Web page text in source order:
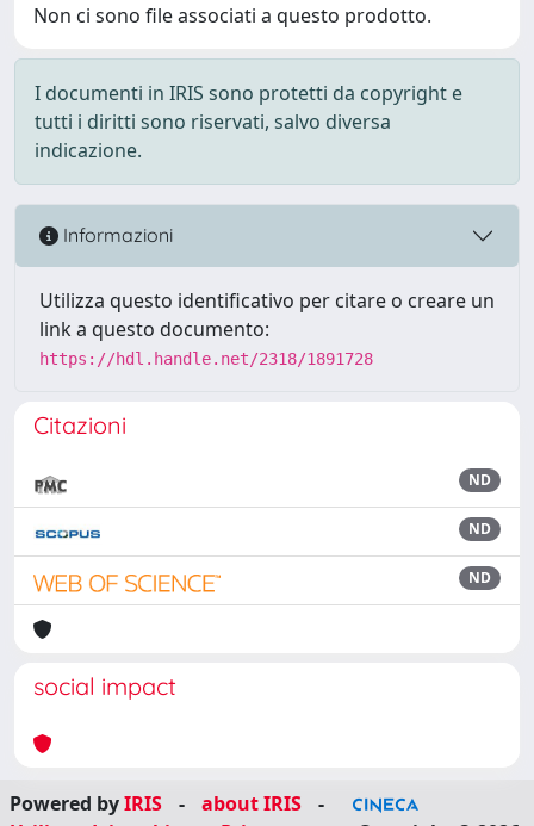
Non ci sono file associati a questo prodotto.
I documenti in IRIS sono protetti da copyright e
tutti i diritti sono riservati, salvo diversa
indicazione.
Informazioni
Utilizza questo identificativo per citare o creare un
link a questo documento:
https://hdl.handle.net/2318/1891728
Citazioni
ND
ND
ND
social impact
Powered byIRIS - about IRIS
-